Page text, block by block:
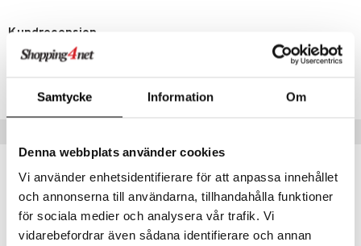
Samtycke Information Om
Denna webbplats använder cookies
Vi använder enhetsidentifierare för att anpassa innehållet
och annonserna till användarna, tillhandahålla funktioner
för sociala medier och analysera vår trafik. Vi
vidarebefordrar även sådana identifierare och annan
Kundrecension
Lite peelingeffekt men känns ändå mjuk och återfuktande. Behaglig